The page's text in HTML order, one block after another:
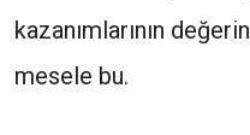
kazanımlarının
mesele bu.